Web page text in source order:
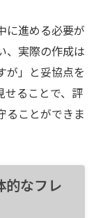
に進める必要が
、実際の作成は
が」と妥協点を
せることで、評
ることができま
的なフレ